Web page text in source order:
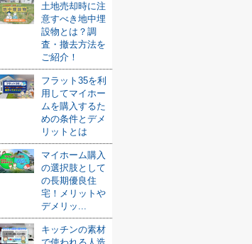
土地売却時に注
意すべき地中埋
設物とは？調
査・撤去方法を
ご紹介！
フラット35を利
用してマイホー
ムを購入するた
めの条件とデメ
リットとは
マイホーム購入
の選択肢として
の長期優良住
宅！メリットや
デメリッ...
キッチンの素材